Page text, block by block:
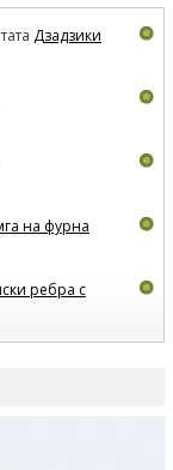
Дзадзики
на фурна
ребра с